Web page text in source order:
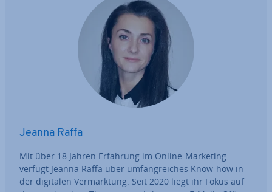
Jeanna Raffa
Mit über 18 Jahren Erfahrung im Online-Marketing
verfügt Jeanna Raffa über um­fang­rei­ches Know-how in
der digitalen Ver­mark­tung. Seit 2020 liegt ihr Fokus auf